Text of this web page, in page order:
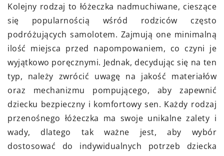
Kolejny rodzaj to łóżeczka nadmuchiwane, cieszące
się popularnością wśród rodziców często
podróżujących samolotem. Zajmują one minimalną
ilość miejsca przed napompowaniem, co czyni je
wyjątkowo poręcznymi. Jednak, decydując się na ten
typ, należy zwrócić uwagę na jakość materiałów
oraz mechanizmu pompującego, aby zapewnić
dziecku bezpieczny i komfortowy sen. Każdy rodzaj
przenośnego łóżeczka ma swoje unikalne zalety i
wady, dlatego tak ważne jest, aby wybór
dostosować do indywidualnych potrzeb dziecka